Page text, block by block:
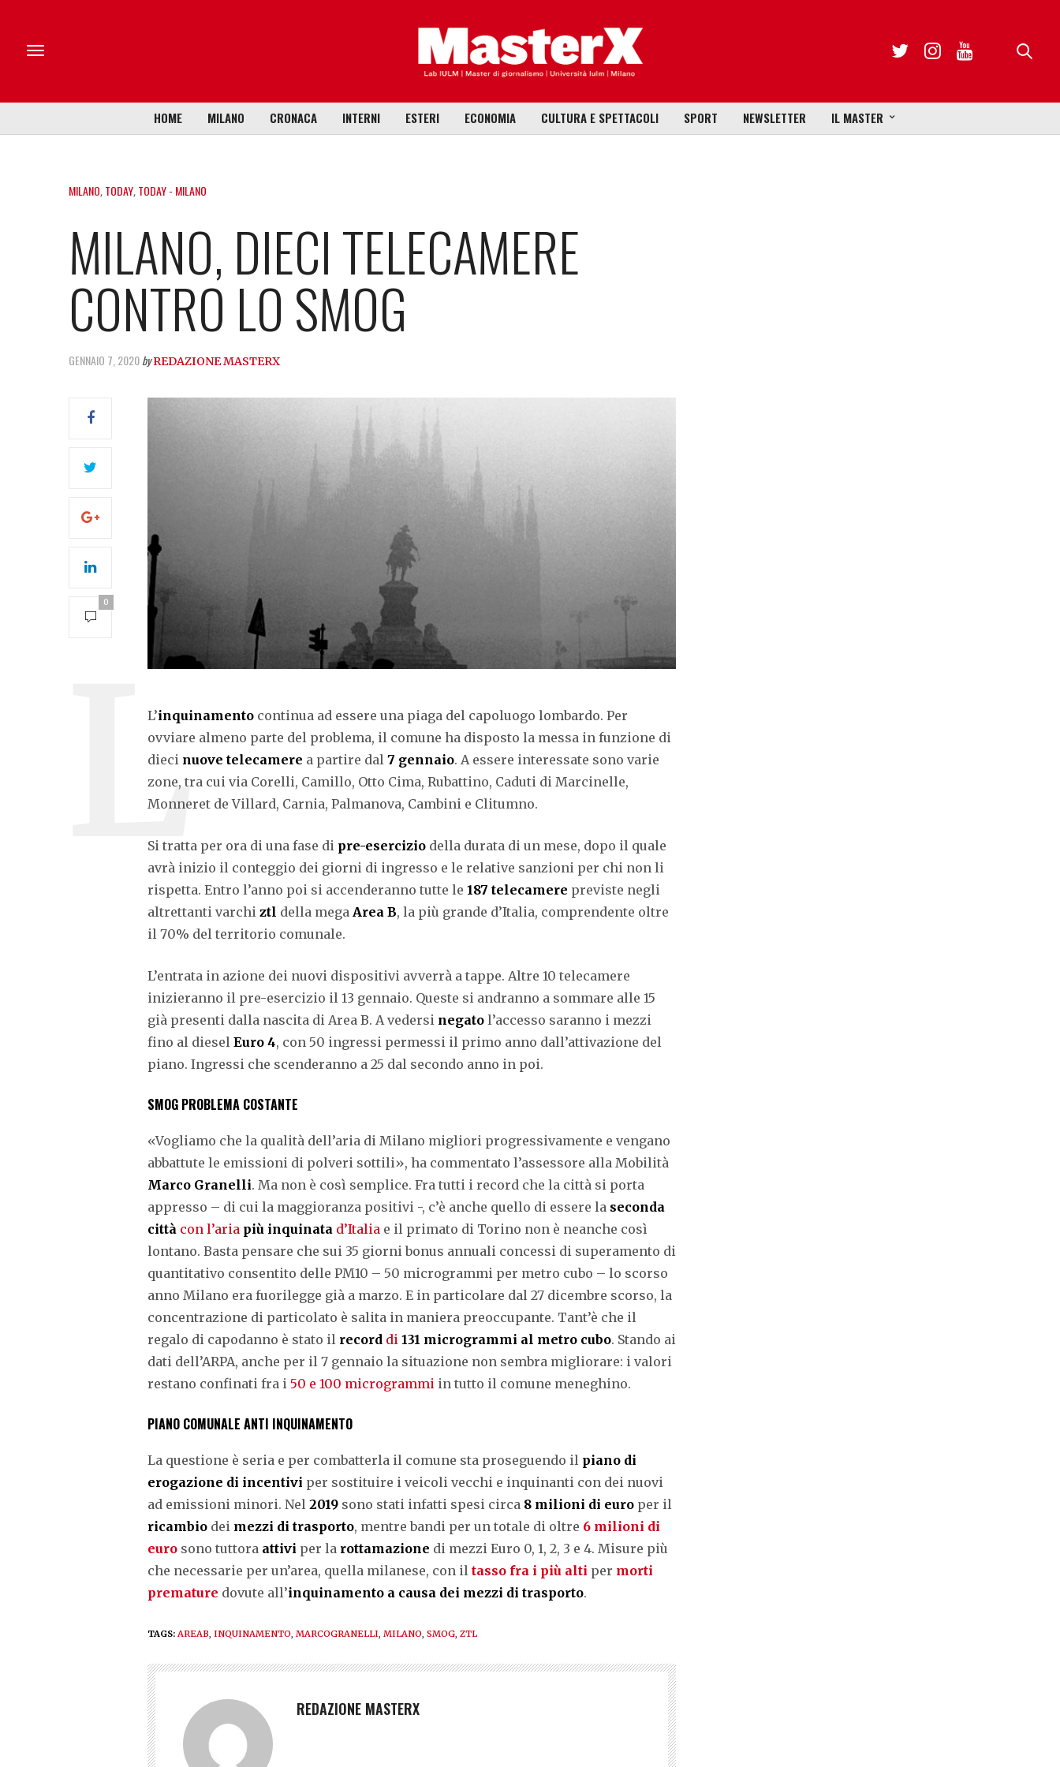
HOME MILANO CRONACA INTERNI ESTERI ECONOMIA CULTURA E SPETTACOLI SPORT NEWSLETTER IL MASTER
MILANO,TODAY,TODAY - MILANO
MILANO, DIECI TELECAMERE
CONTRO LO SMOG
GENNAIO 7, 2020by REDAZIONE MASTERX
0
L’inquinamento continua ad essere una piaga del capoluogo lombardo. Per
ovviare almeno parte del problema, il comune ha disposto la messa in funzione di
dieci nuove telecamere a partire dal 7 gennaio. A essere interessate sono varie
zone, tra cui via Corelli, Camillo, Otto Cima, Rubattino, Caduti di Marcinelle,
Monneret de Villard, Carnia, Palmanova, Cambini e Clitumno.
Si tratta per ora di una fase di pre-esercizio della durata di un mese, dopo il quale
avrà inizio il conteggio dei giorni di ingresso e le relative sanzioni per chi non li
rispetta. Entro l’anno poi si accenderanno tutte le 187 telecamere previste negli
altrettanti varchi ztl della mega Area B, la più grande d’Italia, comprendente oltre
il 70% del territorio comunale.
L’entrata in azione dei nuovi dispositivi avverrà a tappe. Altre 10 telecamere
inizieranno il pre-esercizio il 13 gennaio. Queste si andranno a sommare alle 15
già presenti dalla nascita di Area B. A vedersi negato l’accesso saranno i mezzi
fino al diesel Euro 4, con 50 ingressi permessi il primo anno dall’attivazione del
piano. Ingressi che scenderanno a 25 dal secondo anno in poi.
SMOG PROBLEMA COSTANTE
«Vogliamo che la qualità dell’aria di Milano migliori progressivamente e vengano
abbattute le emissioni di polveri sottili», ha commentato l’assessore alla Mobilità
Marco Granelli. Ma non è così semplice. Fra tutti i record che la città si porta
appresso – di cui la maggioranza positivi -, c’è anche quello di essere la seconda
città con l’aria più inquinata d’Italia e il primato di Torino non è neanche così
lontano. Basta pensare che sui 35 giorni bonus annuali concessi di superamento di
quantitativo consentito delle PM10 – 50 microgrammi per metro cubo – lo scorso
anno Milano era fuorilegge già a marzo. E in particolare dal 27 dicembre scorso, la
concentrazione di particolato è salita in maniera preoccupante. Tant’è che il
regalo di capodanno è stato il record di 131 microgrammi al metro cubo. Stando ai
dati dell’ARPA, anche per il 7 gennaio la situazione non sembra migliorare: i valori
restano confinati fra i 50 e 100 microgrammi in tutto il comune meneghino.
PIANO COMUNALE ANTI INQUINAMENTO
La questione è seria e per combatterla il comune sta proseguendo il piano di
erogazione di incentivi per sostituire i veicoli vecchi e inquinanti con dei nuovi
ad emissioni minori. Nel 2019 sono stati infatti spesi circa 8 milioni di euro per il
ricambio dei mezzi di trasporto, mentre bandi per un totale di oltre 6 milioni di
euro sono tuttora attivi per la rottamazione di mezzi Euro 0, 1, 2, 3 e 4. Misure più
che necessarie per un’area, quella milanese, con il tasso fra i più alti per morti
premature dovute all’inquinamento a causa dei mezzi di trasporto.
TAGS: AREAB INQUINAMENTO MARCOGRANELLI MILANO SMOG ZTL
REDAZIONE MASTERX